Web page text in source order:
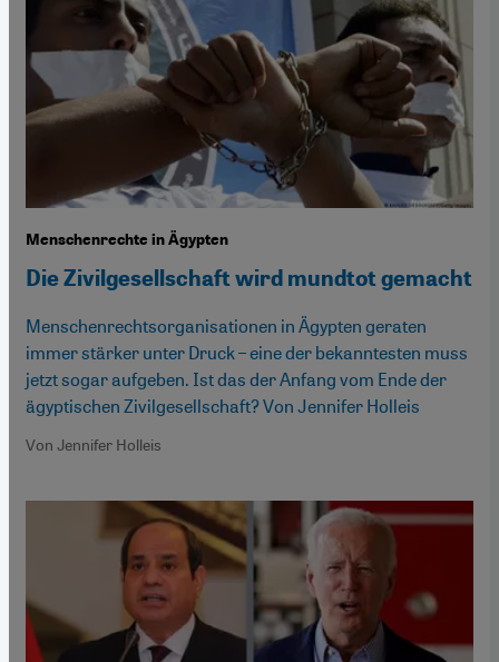
Menschenrechte in Ägypten
Die Zivilgesellschaft wird mundtot gemacht
Menschenrechtsorganisationen in Ägypten geraten
immer stärker unter Druck – eine der bekanntesten muss
jetzt sogar aufgeben. Ist das der Anfang vom Ende der
ägyptischen Zivilgesellschaft? Von Jennifer Holleis
Von Jennifer Holleis